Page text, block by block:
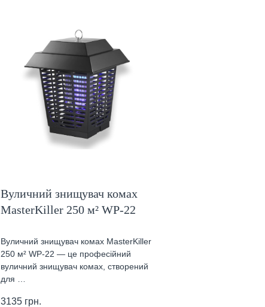
Вуличний знищувач комах
MasterKiller 250 м² WP-22
Вуличний знищувач комах MasterKiller
250 м² WP-22 — це професійний
вуличний знищувач комах, створений
для …
3135 грн.